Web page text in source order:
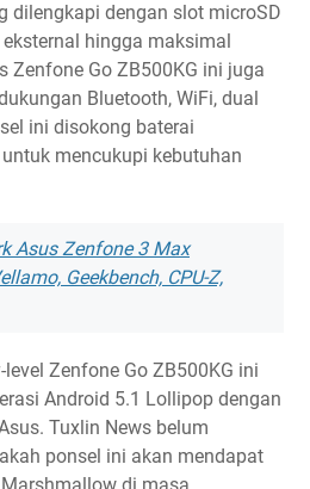
dilengkapi dengan slot microSD
hingga maksimal
Zenfone Go ZB500KG ini juga
Bluetooth, WiFi, dual
ini disokong baterai
mencukupi kebutuhan
Asus Zenfone 3 Max
Geekbench, CPU-Z,
Zenfone Go ZB500KG ini
Android 5.1 Lollipop dengan
Tuxlin News belum
ponsel ini akan mendapat